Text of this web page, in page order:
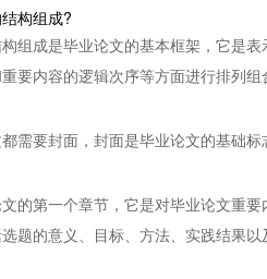
构组成?
组成是毕业论文的基本框架，它是
要内容的逻辑次序等方面进行排列
需要封面，封面是毕业论文的基础
的第一个章节，它是对毕业论文重
题的意义、目标、方法、实践结果以